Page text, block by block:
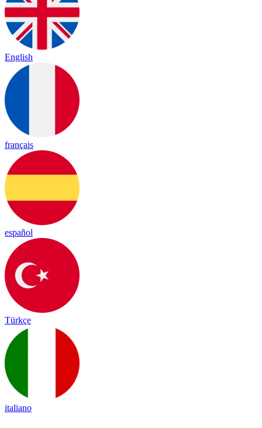
English
français
español
Türkçe
italiano